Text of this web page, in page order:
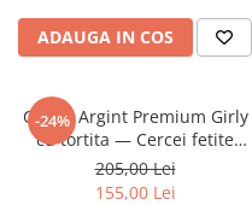
ADAUGA IN COS
-24%
Cercei Argint Premium Girly
cu tortita — Cercei fetite
Coroana Printesa - Pelicula
Anticoroziune
205,00 Lei
155,00 Lei